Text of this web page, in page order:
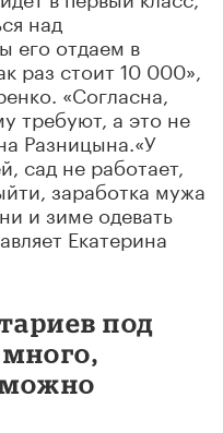
над
его отдаем в
раз стоит 10 000»,
«Согласна,
требуют, а это не
Разницына.«У
сад не работает,
заработка мужа
и зиме одевать
Екатерина
под
можно